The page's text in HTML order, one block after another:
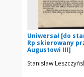
Uniwersał [do
Rp skierowany
Augustowi III]
Stanisław